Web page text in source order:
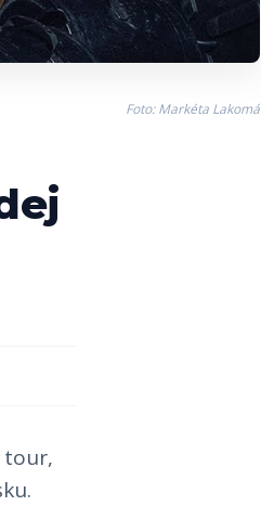
Foto: Markéta Lakomá
tour,